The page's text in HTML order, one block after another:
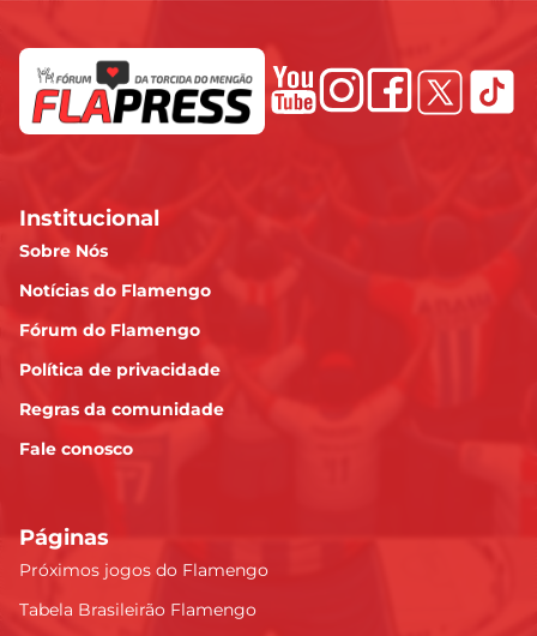
Institucional
Sobre Nós
Notícias do Flamengo
Fórum do Flamengo
Política de privacidade
Regras da comunidade
Fale conosco
Páginas
Próximos jogos do Flamengo
Tabela Brasileirão Flamengo